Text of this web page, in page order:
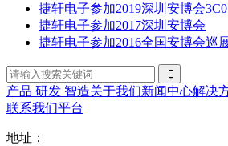
捷轩电子参加2019深圳安博会
捷轩电子参加2017深圳安博会
捷轩电子参加2016全国安博会巡
产品 研发 智造关于我们新闻中心解决
联系我们平台
地址：